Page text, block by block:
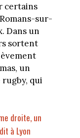
certains
sur-
Dans un
sortent
un
rugby, qui
droite, un
à Lyon